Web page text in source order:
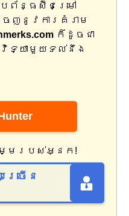
រព័ន្ធស៊ីជម្រៅ
េញនូវការគំរាម
ក៏ដូចជា
វិទ្យាមួយទល់នឹង
មរបស់អ្នក!
រើន